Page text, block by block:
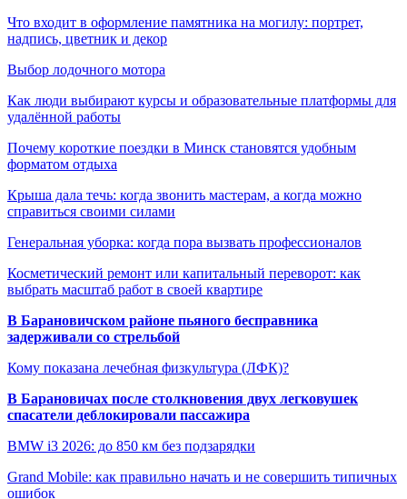
Что входит в оформление памятника на могилу: портрет,
надпись, цветник и декор
Выбор лодочного мотора
Как люди выбирают курсы и образовательные платформы для
удалённой работы
Почему короткие поездки в Минск становятся удобным
форматом отдыха
Крыша дала течь: когда звонить мастерам, а когда можно
справиться своими силами
Генеральная уборка: когда пора вызвать профессионалов
Косметический ремонт или капитальный переворот: как
выбрать масштаб работ в своей квартире
В Барановичском районе пьяного бесправника
задерживали со стрельбой
Кому показана лечебная физкультура (ЛФК)?
В Барановичах после столкновения двух легковушек
спасатели деблокировали пассажира
BMW i3 2026: до 850 км без подзарядки
Grand Mobile: как правильно начать и не совершить типичных
ошибок